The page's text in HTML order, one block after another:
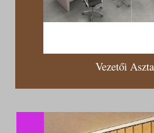
Vezetői